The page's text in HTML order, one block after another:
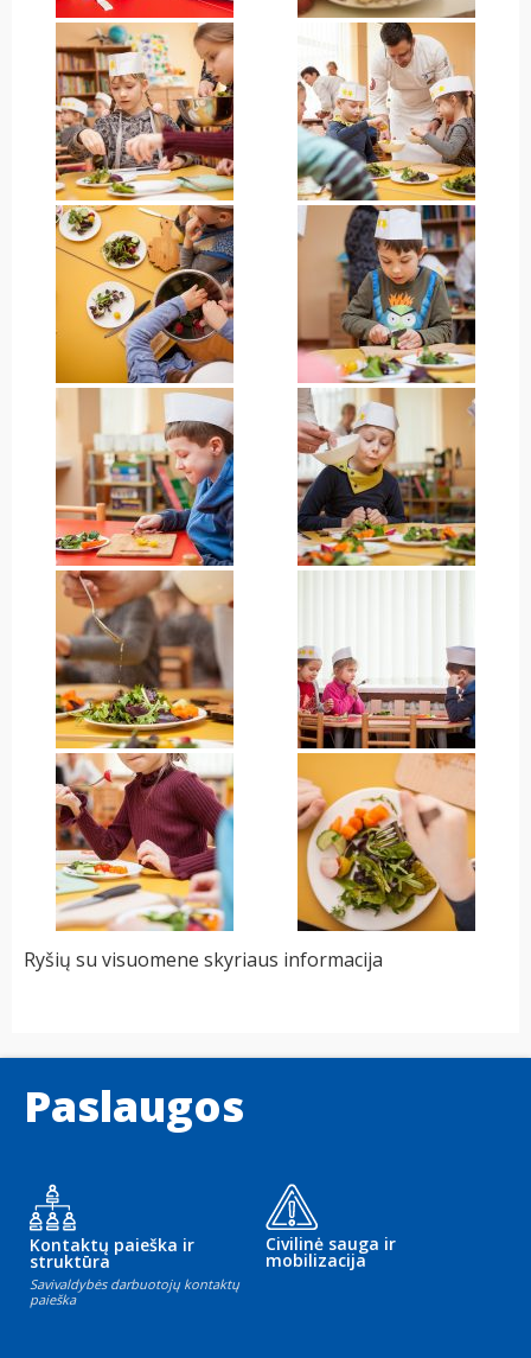
Ryšių su visuomene skyriaus informacija
Paslaugos
Kontaktų paieška ir
struktūra
Savivaldybės darbuotojų kontaktų
paieška
Civilinė sauga ir
mobilizacija